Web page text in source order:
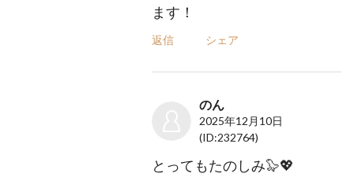
ます！
返信 シェア
のん
2025年12月10日
(ID:232764)
とってもたのしみ🦭💖